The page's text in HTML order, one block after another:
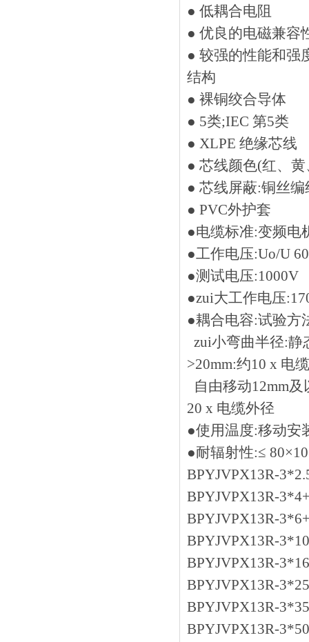
● 低耦合电阻
● 优良的电磁兼容
● 较强的性能和强
结构
● 裸铜绞合导体
● 5类;IEC 第5类
● XLPE 绝缘芯线
● 芯线颜色(红、黄
● 芯线屏蔽:铜丝编
● PVC外护套
●电缆标准:变频电机
●工作电压:Uo/U
●测试电压:1000V
●zui大工作电压
●耦合电容:试验方
zui小弯曲半径:静
>20mm:约10 x 电
自由移动12mm
20 x 电缆外径
●使用温度:移动
●耐辐射性:≤
BPYJVPX13R-
BPYJVPX13R-
BPYJVPX13R-
BPYJVPX13R-
BPYJVPX13R-
BPYJVPX13R-
BPYJVPX13R-
BPYJVPX13R-